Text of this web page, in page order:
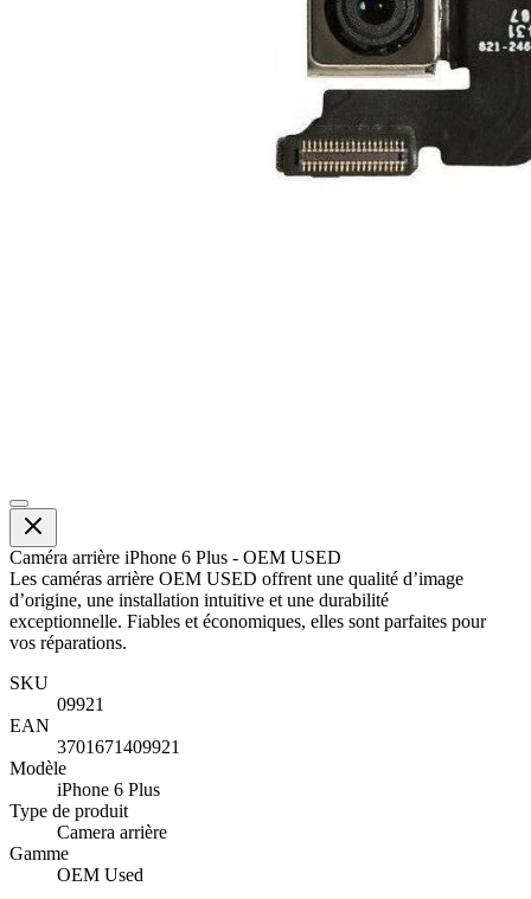
Caméra arrière iPhone 6 Plus - OEM USED
Les caméras arrière OEM USED offrent une qualité d’image
d’origine, une installation intuitive et une durabilité
exceptionnelle. Fiables et économiques, elles sont parfaites pour
vos réparations.
SKU
09921
EAN
3701671409921
Modèle
iPhone 6 Plus
Type de produit
Camera arrière
Gamme
OEM Used